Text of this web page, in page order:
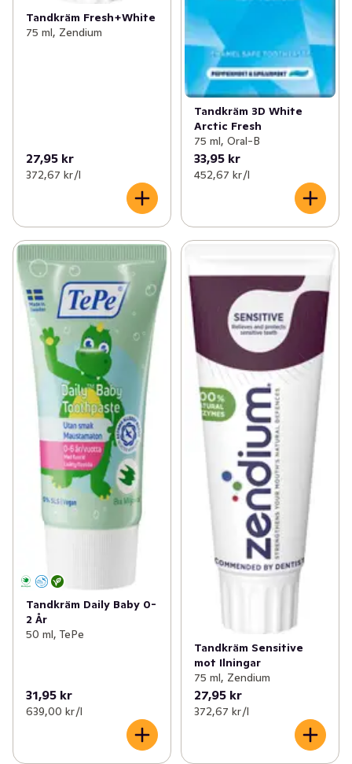
✓ Ögon och öron
Tandkräm Fresh+White
75 ml, Zendium
27,95 kr
372,67 kr /l
Tandkräm 3D White
Arctic Fresh
75 ml, Oral-B
33,95 kr
452,67 kr /l
Tandkräm Daily Baby 0-
2 År
50 ml, TePe
31,95 kr
639,00 kr /l
Tandkräm Sensitive
mot Ilningar
75 ml, Zendium
27,95 kr
372,67 kr /l